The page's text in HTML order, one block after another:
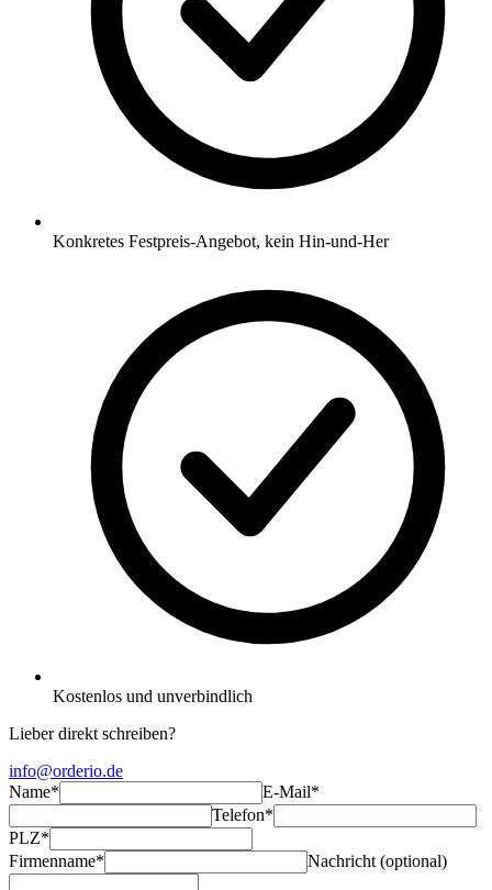
Konkretes Festpreis-Angebot, kein Hin-und-Her
Kostenlos und unverbindlich
Lieber direkt schreiben?
info@orderio.de
Name* E-Mail*
Telefon*
PLZ*
Firmenname* Nachricht (optional)